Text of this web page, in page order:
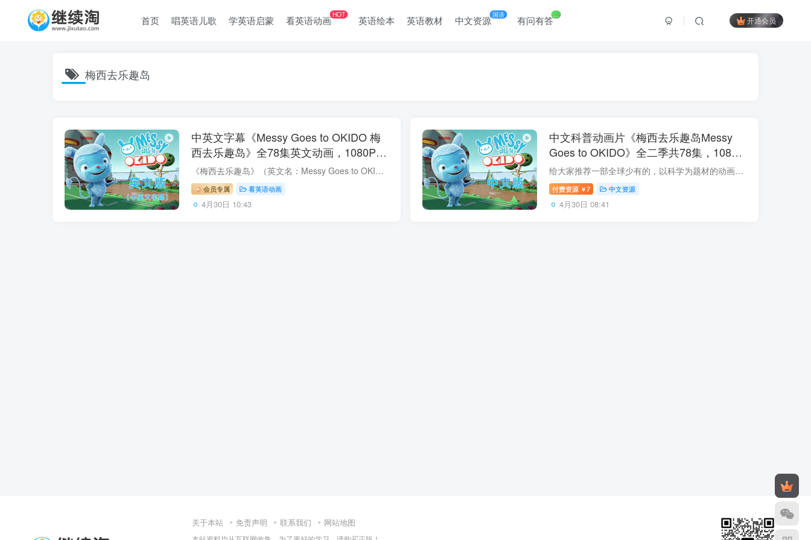
首页 唱英语儿歌 学英语启蒙 看英语动画HOT 英语绘本 英语教材 中文资源国语 有问有答 开通会员
梅西去乐趣岛
中英文字幕《Messy Goes to OKIDO 梅
西去乐趣岛》全78集英文动画，1080P高
清视频，百度网盘下载！
《梅西去乐趣岛》（英文名：Messy Goes to OKIDO）是一部由BBC儿童频道CBeebies推出的学龄前科普动画，于2015年首播。故事围绕一只名叫“梅西”的蓝色小怪兽展开，他天真好奇、爱提问，常常对身...
会员专属 看英语动画
4月30日 10:43
中文科普动画片《梅西去乐趣岛Messy
Goes to OKIDO》全二季共78集，1080P
高清视频带中文字幕，百度网盘下载！给大家推荐一部全球少有的，以科学为题材的动画《梅西去乐趣岛 Messy Goes To Okido 》，它还是BBC收视率最高的科学启蒙动画片。 用有趣的故事，引导小朋友观察和思考身边的科学知识，激发发现...
付费资源 ￥7 中文资源
4月30日 08:41
关于本站 免责声明 联系我们 网站地图